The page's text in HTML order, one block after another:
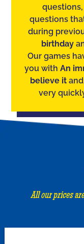
questions
during
birthday
Our games
you with An
believe it
very
All our prices